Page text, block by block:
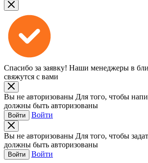
Спасибо за заявку! Наши менеджеры в
свяжутся с вами
Вы не авторизованы Для того, чтобы
должны быть авторизованы
Войти Войти
Вы не авторизованы Для того, чтобы
должны быть авторизованы
Войти Войти